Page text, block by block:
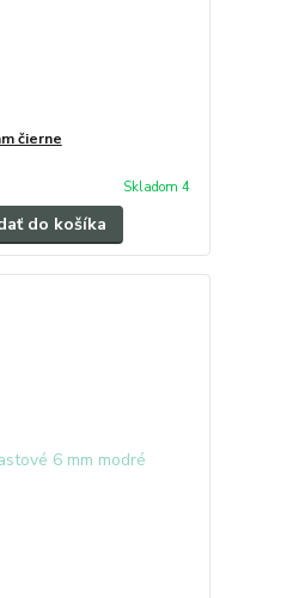
čierne
Skladom 4
do košíka